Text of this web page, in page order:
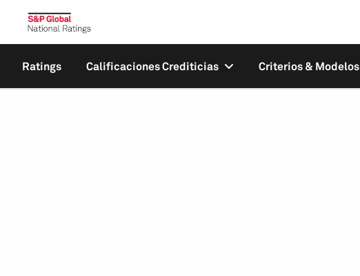
Ratings Calificaciones Crediticias Criterios & Modelos